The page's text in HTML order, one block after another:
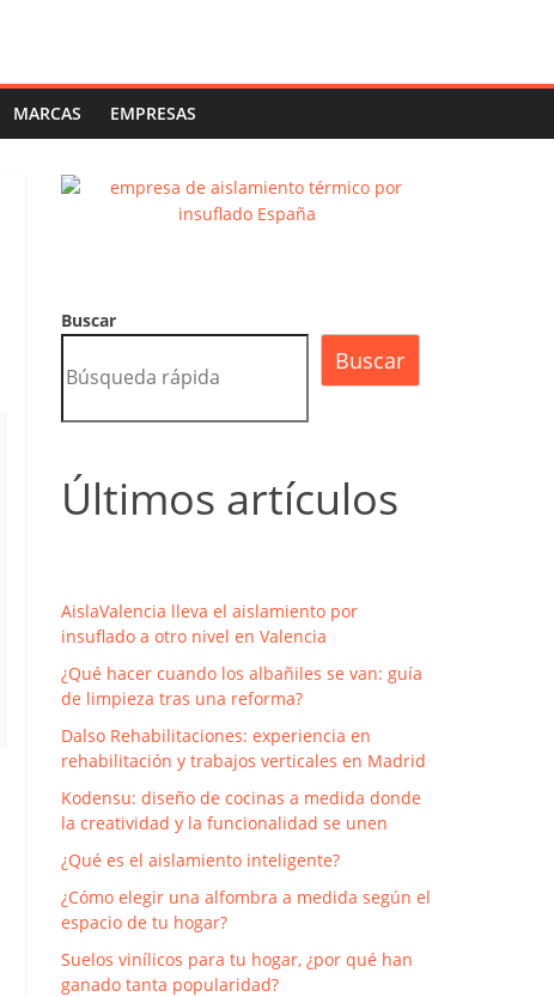
MARCAS EMPRESAS
Buscar
Buscar
Últimos artículos
AislaValencia lleva el aislamiento por
insuflado a otro nivel en Valencia
¿Qué hacer cuando los albañiles se van: guía
de limpieza tras una reforma?
Dalso Rehabilitaciones: experiencia en
rehabilitación y trabajos verticales en Madrid
Kodensu: diseño de cocinas a medida donde
la creatividad y la funcionalidad se unen
¿Qué es el aislamiento inteligente?
¿Cómo elegir una alfombra a medida según el
espacio de tu hogar?
Suelos vinílicos para tu hogar, ¿por qué han
ganado tanta popularidad?